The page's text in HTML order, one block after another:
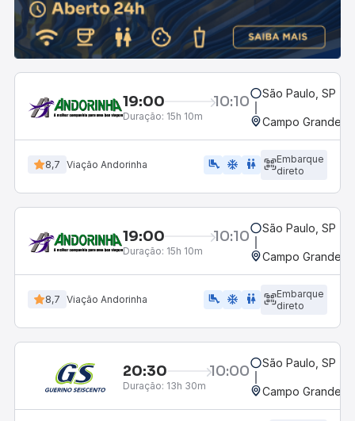
19:00 10:10
Duração: 15h 10m
São Paulo, SP -
Campo Grande,
8,7 Viação Andorinha airline_seat_legroom_extra ac_unit WC
Embarque
direto
19:00 10:10
Duração: 15h 10m
São Paulo, SP -
Campo Grande,
8,7 Viação Andorinha airline_seat_legroom_extra ac_unit wc
Embarque
direto
20:30 10:00
Duração: 13h 30m
São Paulo, SP -
Campo Grande,